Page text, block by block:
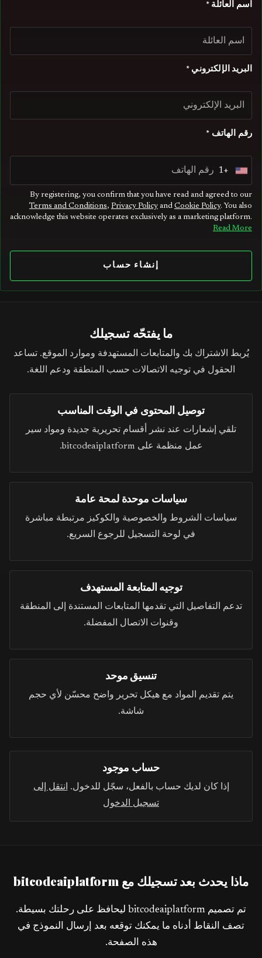
اسم العائلة *
البريد الإلكتروني *
رقم الهاتف *
U
n
i
t
t
s
+1
By registering, you confirm that you have read and agreed to our
Terms and Conditions, Privacy Policy and Cookie Policy. You also
acknowledge this website operates exclusively as a marketing platform.
Read More
إنشاء حساب
ما يفتحّه تسجيلك
يُربط الاشتراك بك والمتابعات المستهدفة وموارد الموقع. تساعد
الحقول في توجيه الاتصالات حسب المنطقة ودعم اللغة.
توصيل المحتوى في الوقت المناسب
تلقي إشعارات عند نشر أقسام تحريرية جديدة ومواد سير
عمل منظمة على bitcodeaiplatform.
سياسات موحدة لمحة عامة
سياسات الشروط والخصوصية والكوكيز مرتبطة مباشرة
في لوحة التسجيل للرجوع السريع.
توجيه المتابعة المستهدف
تدعم التفاصيل التي تقدمها المتابعات المستندة إلى المنطقة
وقنوات الاتصال المفضلة.
تنسيق موحد
يتم تقديم المواد مع هيكل تحرير واضح محسّن لأي حجم
شاشة.
حساب موجود
إذا كان لديك حساب بالفعل، سجّل للدخول.
انتقل إلى
تسجيل الدخول
ماذا يحدث بعد تسجيلك مع bitcodeaiplatform
تم تصميم bitcodeaiplatform ليحافظ على رحلتك بسيطة.
تصف النقاط أدناه ما يمكنك توقعه بعد إرسال النموذج في
هذه الصفحة.